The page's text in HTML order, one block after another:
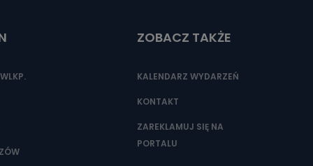
ze
ZOBACZ TAKŻE
KALENDARZ WYDARZEŃ
KONTAKT
ZAREKLAMUJ SIĘ NA
PORTALU